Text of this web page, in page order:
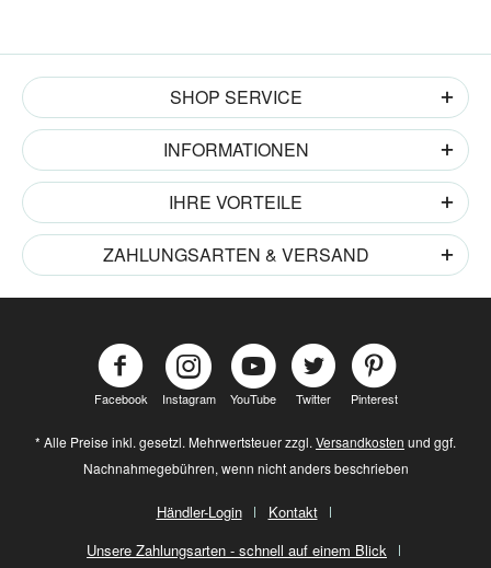
SHOP SERVICE
INFORMATIONEN
IHRE VORTEILE
ZAHLUNGSARTEN & VERSAND
Facebook Instagram YouTube Twitter Pinterest
* Alle Preise inkl. gesetzl. Mehrwertsteuer zzgl. Versandkosten und ggf.
Nachnahmegebühren, wenn nicht anders beschrieben
Händler-Login
Kontakt
Unsere Zahlungsarten - schnell auf einem Blick